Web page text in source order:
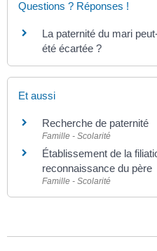
Questions ? Réponses !
La paternité du mari
été écartée ?
Et aussi
Recherche de paternité
Famille - Scolarité
Établissement de la
reconnaissance du père
Famille - Scolarité